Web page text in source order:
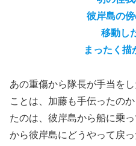
彼岸島の
移動し
まったく描
あの重傷から隊長が手当を
ことは、加藤も手伝ったの
たのは、彼岸島から船に乗
から彼岸島にどうやって戻